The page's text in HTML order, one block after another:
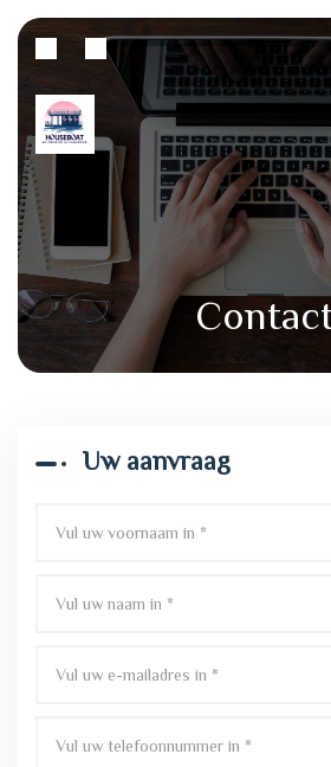
Uw aanvraag